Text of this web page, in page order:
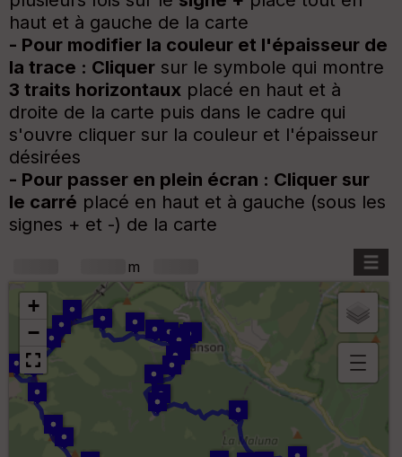
haut et à gauche de la carte
- Pour modifier la couleur et l'épaisseur de
la trace : Cliquer sur le symbole qui montre
3 traits horizontaux placé en haut et à
droite de la carte puis dans le cadre qui
s'ouvre cliquer sur la couleur et l'épaisseur
désirées
- Pour passer en plein écran : Cliquer sur
le carré placé en haut et à gauche (sous les
signes + et -) de la carte
m
+
−
B
s